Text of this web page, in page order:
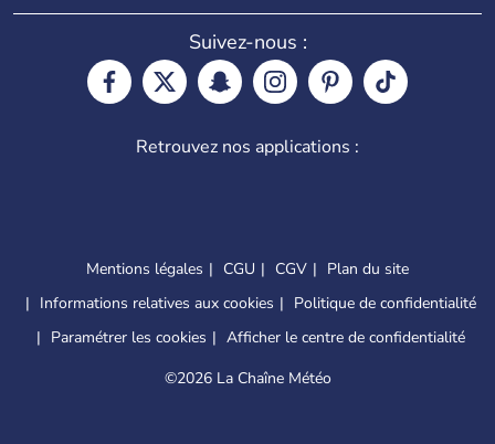
Suivez-nous :
Retrouvez nos applications :
Mentions légales CGU CGV
Plan du site
Informations relatives aux cookies
Politique de confidentialité
Paramétrer les cookies
Afficher le centre de confidentialité
©2026 La Chaîne Météo